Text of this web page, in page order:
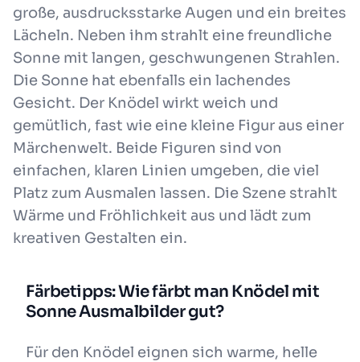
große, ausdrucksstarke Augen und ein breites
Lächeln. Neben ihm strahlt eine freundliche
Sonne mit langen, geschwungenen Strahlen.
Die Sonne hat ebenfalls ein lachendes
Gesicht. Der Knödel wirkt weich und
gemütlich, fast wie eine kleine Figur aus einer
Märchenwelt. Beide Figuren sind von
einfachen, klaren Linien umgeben, die viel
Platz zum Ausmalen lassen. Die Szene strahlt
Wärme und Fröhlichkeit aus und lädt zum
kreativen Gestalten ein.
Färbetipps: Wie färbt man Knödel mit
Sonne Ausmalbilder gut?
Für den Knödel eignen sich warme, helle